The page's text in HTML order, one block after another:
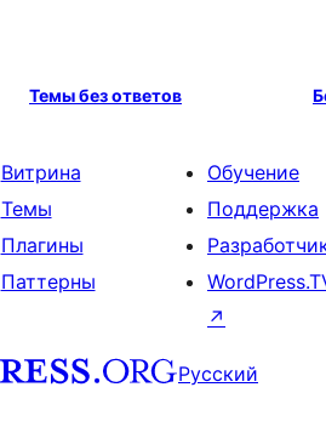
Темы без ответов
Витрина
Темы
Плагины
Паттерны
Обучение
Поддержка
↗
Русский